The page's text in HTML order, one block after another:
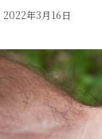
2022年3月16日